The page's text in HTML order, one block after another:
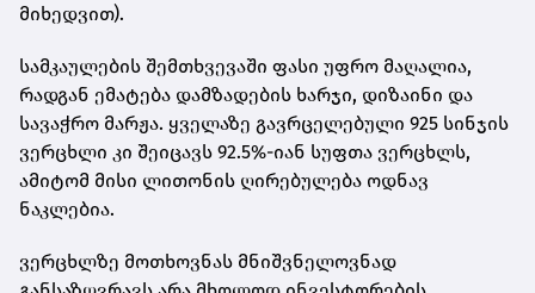
მიხედვით).
სამკაულების შემთხვევაში ფასი უფრო მაღალია,
რადგან ემატება დამზადების ხარჯი, დიზაინი და
სავაჭრო მარჟა. ყველაზე გავრცელებული 925 სინჯის
ვერცხლი კი შეიცავს 92.5%-იან სუფთა ვერცხლს,
ამიტომ მისი ლითონის ღირებულება ოდნავ
ნაკლებია.
ვერცხლზე მოთხოვნას მნიშვნელოვნად